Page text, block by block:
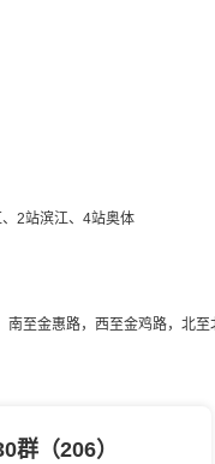
2站滨江、4站奥体
至金惠路，西至金鸡路，北
群（206）
府到底好不好?